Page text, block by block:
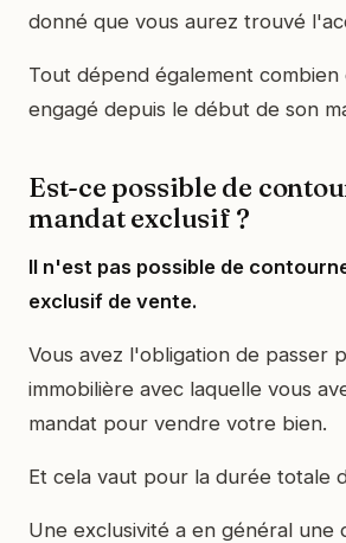
donné que vous aurez trouvé
Tout dépend également combien
engagé depuis le début de son
Est-ce possible de
mandat exclusif ?
Il n'est pas possible de
exclusif de vente.
Vous avez l'obligation de passer
immobilière avec laquelle vous
mandat pour vendre votre bien.
Et cela vaut pour la durée totale
Une exclusivité a en général une